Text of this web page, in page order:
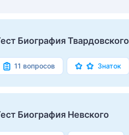
Биография Твардовского
11 вопросов Знаток
Биография Невского